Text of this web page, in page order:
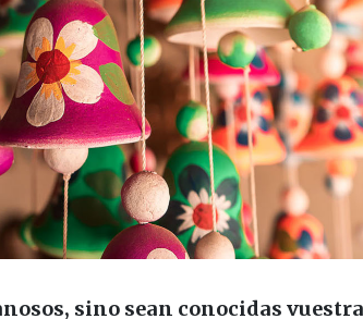
sino sean conocidas